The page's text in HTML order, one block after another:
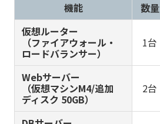
機能 数量
仮想ルーター
（ファイアウォール・
ロードバランサー）
1台
Webサーバー
（仮想マシンM4/追加
ディスク 50GB）
2台